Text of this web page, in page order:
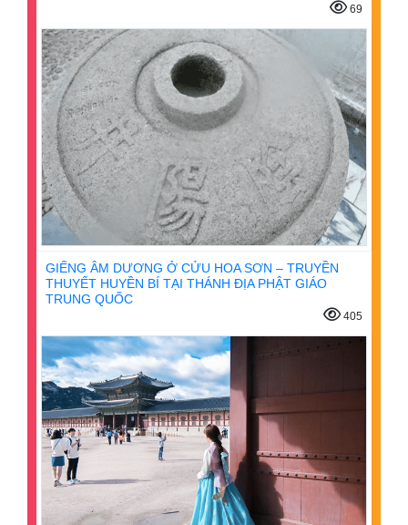
69
GIẾNG ÂM DƯƠNG Ở CỬU HOA SƠN – TRUYỀN
THUYẾT HUYỀN BÍ TẠI THÁNH ĐỊA PHẬT GIÁO
TRUNG QUỐC
405